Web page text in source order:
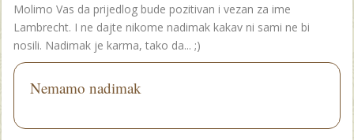
Molimo Vas da prijedlog bude pozitivan i vezan za ime
Lambrecht. I ne dajte nikome nadimak kakav ni sami ne bi
nosili. Nadimak je karma, tako da... ;)
Nemamo nadimak